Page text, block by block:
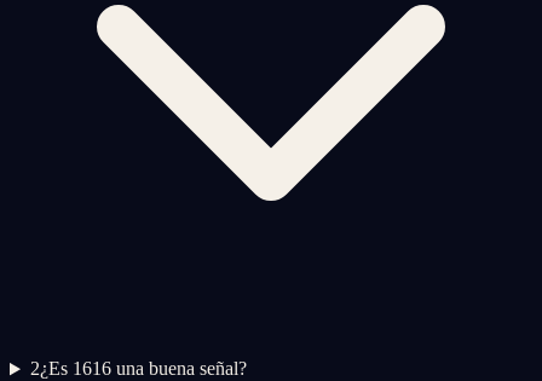
2¿Es 1616 una buena señal?